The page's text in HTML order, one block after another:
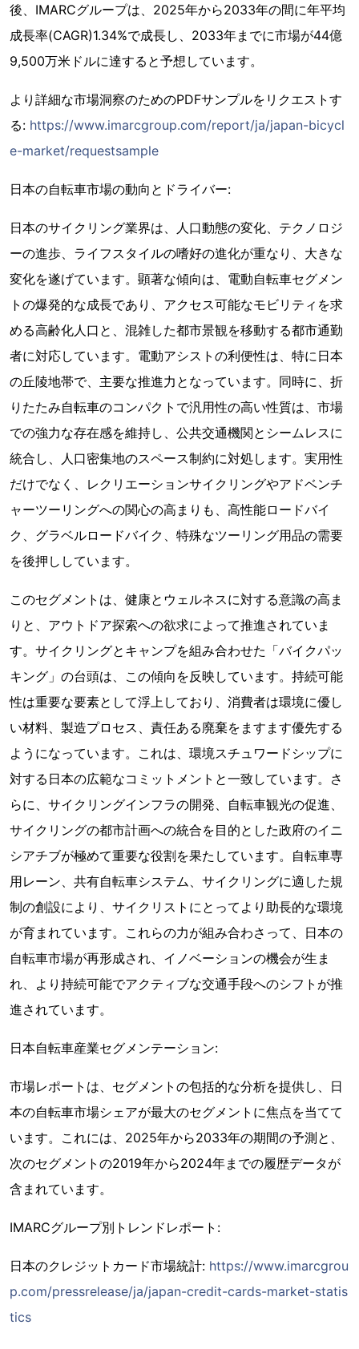
後、IMARCグループは、2025年から2033年の間に年平均
成長率(CAGR)1.34%で成長し、2033年までに市場が44億
9,500万米ドルに達すると予想しています。
より詳細な市場洞察のためのPDFサンプルをリクエストす
る: https://www.imarcgroup.com/report/ja/japan-bicycl
e-market/requestsample
日本の自転車市場の動向とドライバー:
日本のサイクリング業界は、人口動態の変化、テクノロジ
ーの進歩、ライフスタイルの嗜好の進化が重なり、大きな
変化を遂げています。顕著な傾向は、電動自転車セグメン
トの爆発的な成長であり、アクセス可能なモビリティを求
める高齢化人口と、混雑した都市景観を移動する都市通勤
者に対応しています。電動アシストの利便性は、特に日本
の丘陵地帯で、主要な推進力となっています。同時に、折
りたたみ自転車のコンパクトで汎用性の高い性質は、市場
での強力な存在感を維持し、公共交通機関とシームレスに
統合し、人口密集地のスペース制約に対処します。実用性
だけでなく、レクリエーションサイクリングやアドベンチ
ャーツーリングへの関心の高まりも、高性能ロードバイ
ク、グラベルロードバイク、特殊なツーリング用品の需要
を後押ししています。
このセグメントは、健康とウェルネスに対する意識の高ま
りと、アウトドア探索への欲求によって推進されていま
す。サイクリングとキャンプを組み合わせた「バイクパッ
キング」の台頭は、この傾向を反映しています。持続可能
性は重要な要素として浮上しており、消費者は環境に優し
い材料、製造プロセス、責任ある廃棄をますます優先する
ようになっています。これは、環境スチュワードシップに
対する日本の広範なコミットメントと一致しています。さ
らに、サイクリングインフラの開発、自転車観光の促進、
サイクリングの都市計画への統合を目的とした政府のイニ
シアチブが極めて重要な役割を果たしています。自転車専
用レーン、共有自転車システム、サイクリングに適した規
制の創設により、サイクリストにとってより助長的な環境
が育まれています。これらの力が組み合わさって、日本の
自転車市場が再形成され、イノベーションの機会が生ま
れ、より持続可能でアクティブな交通手段へのシフトが推
進されています。
日本自転車産業セグメンテーション:
市場レポートは、セグメントの包括的な分析を提供し、日
本の自転車市場シェアが最大のセグメントに焦点を当てて
います。これには、2025年から2033年の期間の予測と、
次のセグメントの2019年から2024年までの履歴データが
含まれています。
IMARCグループ別トレンドレポート:
日本のクレジットカード市場統計: https://www.imarcgrou
p.com/pressrelease/ja/japan-credit-cards-market-statis
tics